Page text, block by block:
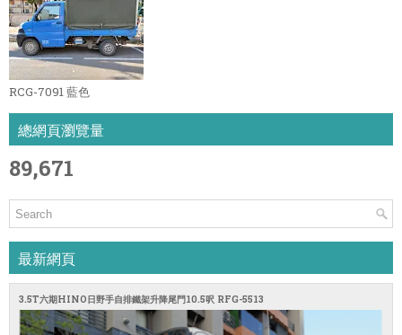
RCG-7091 藍色
總網頁瀏覽量
89,671
最新網頁
3.5T六期HINO日野手自排鐵架升降尾門10.5呎 RFG-5513